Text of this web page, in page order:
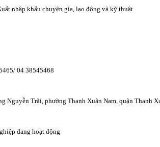
nhập khẩu chuyên gia, lao động và kỹ thuật
04 38545468
Nguyễn Trãi, phường Thanh Xuân Nam, quận Thanh
đang hoạt động